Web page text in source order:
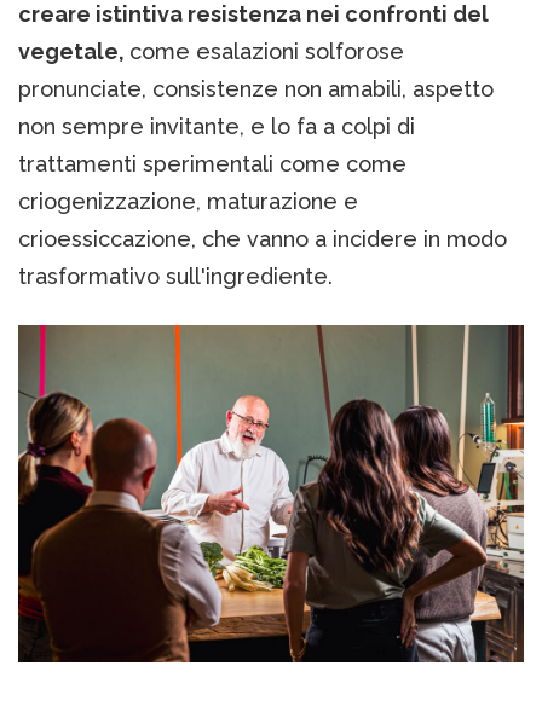
creare istintiva resistenza nei confronti del
vegetale, come esalazioni solforose
pronunciate, consistenze non amabili, aspetto
non sempre invitante, e lo fa a colpi di
trattamenti sperimentali come come
criogenizzazione, maturazione e
crioessiccazione, che vanno a incidere in modo
trasformativo sull'ingrediente.